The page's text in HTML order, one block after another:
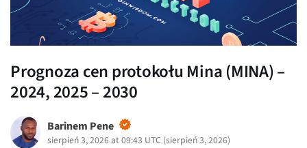
Prognoza cen protokołu Mina (MINA) –
2024, 2025 – 2030
Barinem Pene
sierpień 3, 2026 at 09:43 UTC (sierpień 3, 2026)